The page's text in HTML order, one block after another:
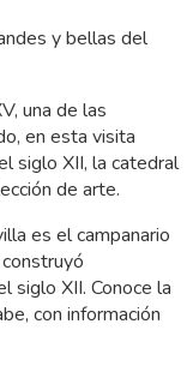
y bellas del
una de las
en esta visita
siglo XII, la catedral
de arte.
es el campanario
siglo XII. Conoce la
con información